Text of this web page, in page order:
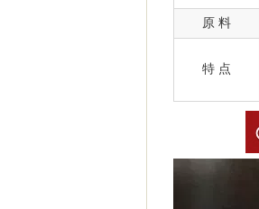
原 料
特 点